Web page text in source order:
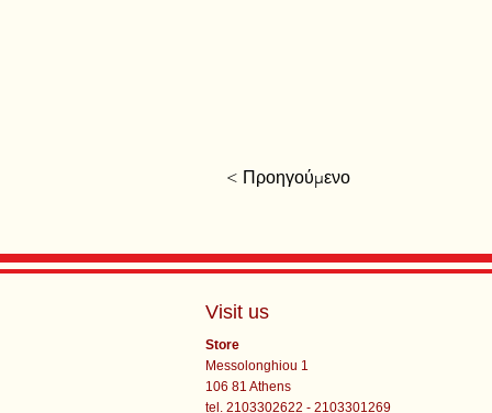
< Προηγούμενο
Visit us
Store
Messolonghiou 1
106 81 Athens
tel. 2103302622 - 2103301269